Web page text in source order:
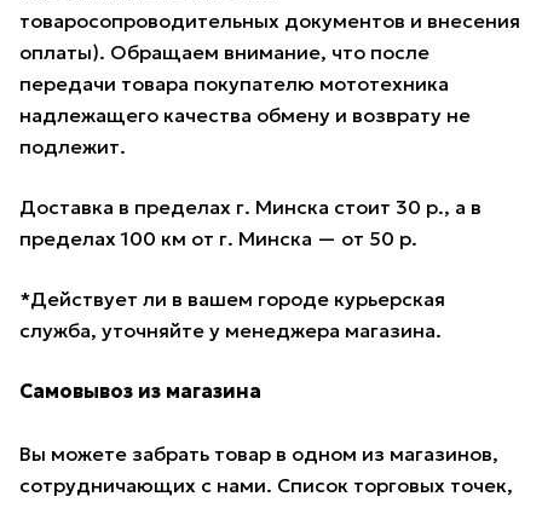
товаросопроводительных документов и внесения
оплаты). Обращаем внимание, что после
передачи товара покупателю мототехника
надлежащего качества обмену и возврату не
подлежит.
Доставка в пределах г. Минска стоит 30 р., а в
пределах 100 км от г. Минска — от 50 р.
*Действует ли в вашем городе курьерская
служба, уточняйте у менеджера магазина.
Самовывоз из магазина
Вы можете забрать товар в одном из магазинов,
сотрудничающих с нами. Список торговых точек,